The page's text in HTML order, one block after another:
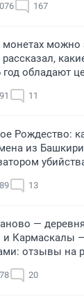
167
монетах можно
год обладают
11
Рождество:
из
13
—
Кармаскалы
отзывы на
20